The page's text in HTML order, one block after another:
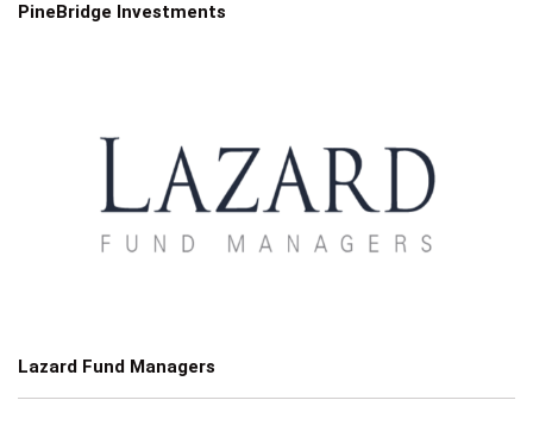
PineBridge Investments
Lazard Fund Managers